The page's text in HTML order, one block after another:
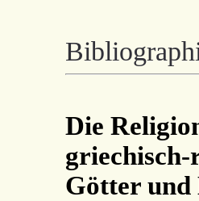
Die
Götter und